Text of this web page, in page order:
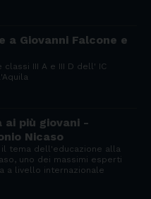
a Giovanni Falcone e
III A e III D dell' IC
ai più giovani -
Nicaso
tema dell'educazione alla
uno dei massimi esperti
a livello internazionale